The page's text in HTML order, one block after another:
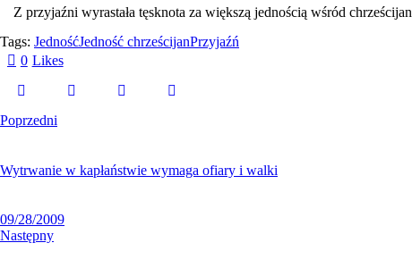
Z przyjaźni wyrastała tęsknota za większą jednością wśród chrześcijan
Tags: JednośćJedność chrześcijanPrzyjaźń
0 Likes
Poprzedni
Wytrwanie w kapłaństwie wymaga ofiary i walki
09/28/2009
Następny